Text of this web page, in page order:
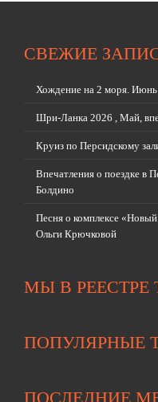
СВЕЖИЕ
Хождение на 2 моря.
Шри-Ланка 2026 , Май,
Круиз по Персидскому
Впечатления о поездке
Болдино
Песня о комплексе
Ольги Крючковой
МЫ В РЕЕСТРЕ
ПОПУЛЯРНЫЕ
ПОСЛЕДНИЕ